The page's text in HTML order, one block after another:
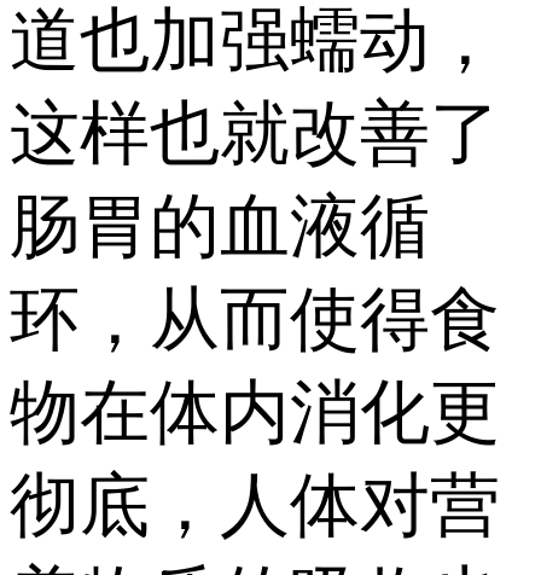
道也加强蠕动，
这样也就改善了
肠胃的血液循
环，从而使得食
物在体内消化更
彻底，人体对营